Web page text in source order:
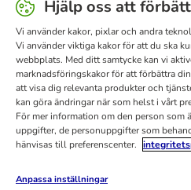
Hjälp oss att
Vi använder kakor, pixlar och andra
Vi använder viktiga kakor för att du ska
webbplats. Med ditt samtycke kan vi
marknadsföringskakor för att förbättra
att visa dig relevanta produkter och
kan göra ändringar när som helst i vårt
För mer information om den person som
uppgifter, de personuppgifter som
hänvisas till preferenscenter.
Anpassa inställningar